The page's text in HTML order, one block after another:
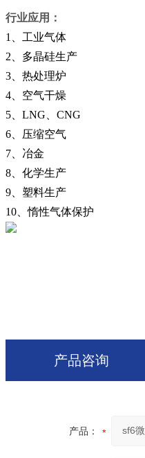
行业应用：
1、工业气体
2、多晶硅生产
3、热处理炉
4、空气干燥
5、LNG、CNG
6、压缩空气
7、冶金
8、化学生产
9、塑料生产
10、惰性气体保护
产品咨询
产品：